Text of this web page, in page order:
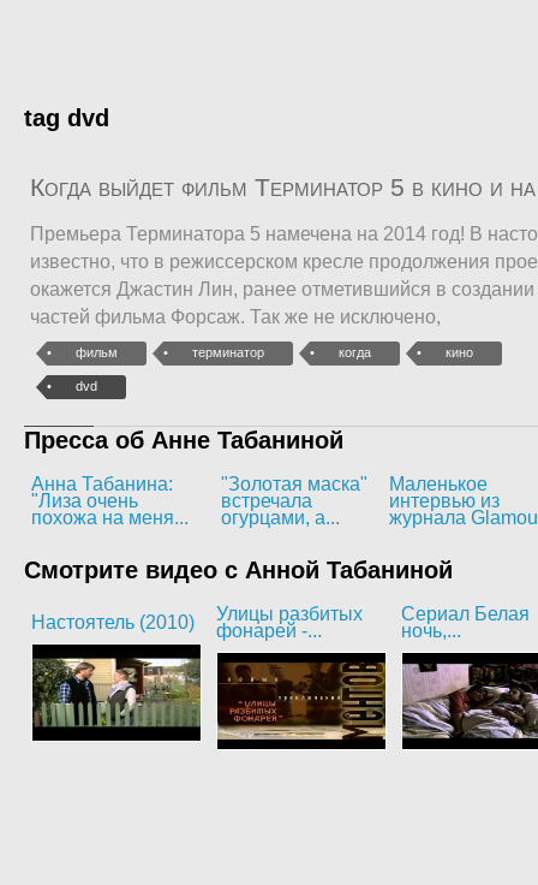
tag dvd
Когда выйдет фильм Терминатор 5 в кино и
Премьера Терминатора 5 намечена на 2014 год! В
известно, что в режиссерском кресле продолжения
окажется Джастин Лин, ранее отметившийся в
частей фильма Форсаж. Так же не исключено,
фильм терминатор когда кино
dvd
Пресса об Анне Табаниной
Анна Табанина:
"Лиза очень
похожа на меня...
"Золотая маска"
встречала
огурцами, а...
Маленькое
интервью из
журнала
Смотрите видео с Анной Табаниной
Настоятель (2010)
Улицы разбитых
фонарей -...
Сериал Белая
ночь,...